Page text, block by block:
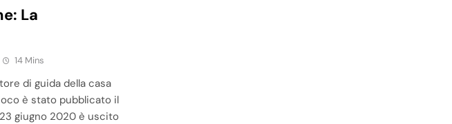
La
14 Mins
di guida della casa
è stato pubblicato il
giugno 2020 è uscito